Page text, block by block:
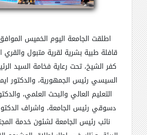
قافلة طبية بشرية لقرية متبول والقري
كفر الشيخ، تحت رعاية فخامة السيد
السيسي رئيس الجمهورية، والدكتور
التعليم العالي والبحث العلمي،
دسوقي رئيس الجامعة، واشراف
نائب رئيس الجامعة لشئون خدمة